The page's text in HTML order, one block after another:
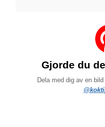
Gjorde du
Dela med dig av en